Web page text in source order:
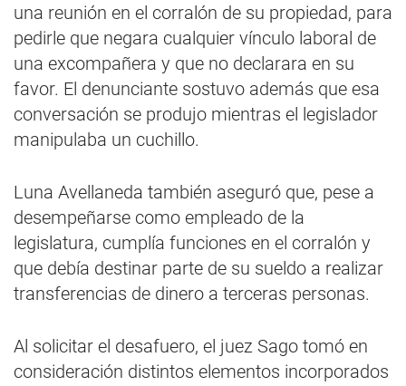
una reunión en el corralón de su propiedad, para
pedirle que negara cualquier vínculo laboral de
una excompañera y que no declarara en su
favor. El denunciante sostuvo además que esa
conversación se produjo mientras el legislador
manipulaba un cuchillo.
Luna Avellaneda también aseguró que, pese a
desempeñarse como empleado de la
legislatura, cumplía funciones en el corralón y
que debía destinar parte de su sueldo a realizar
transferencias de dinero a terceras personas.
Al solicitar el desafuero, el juez Sago tomó en
consideración distintos elementos incorporados